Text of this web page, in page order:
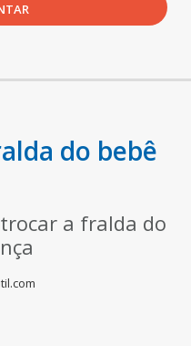
do bebê
a fralda do